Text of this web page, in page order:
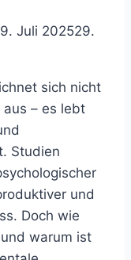
Juli 202529.
sich nicht
aus – es lebt
Studien
und
Doch wie
warum ist